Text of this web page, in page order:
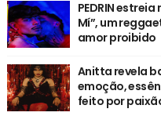
PEDRIN
Mí”, um
amor proibido
Anitta revela
emoção,
feito por